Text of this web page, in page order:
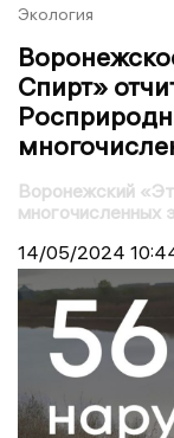
Экология
Спирт»
Воронежский
многочисленных
14/05/2024